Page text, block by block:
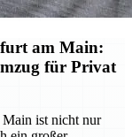
am Main:
für Privat
ist nicht nur